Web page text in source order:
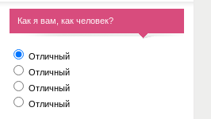
Как я вам, как человек?
Отличный
Отличный
Отличный
Отличный